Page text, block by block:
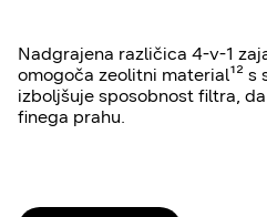
Nadgrajena različica 4-v-1
omogoča zeolitni material¹² s
izboljšuje sposobnost filtra,
finega prahu.